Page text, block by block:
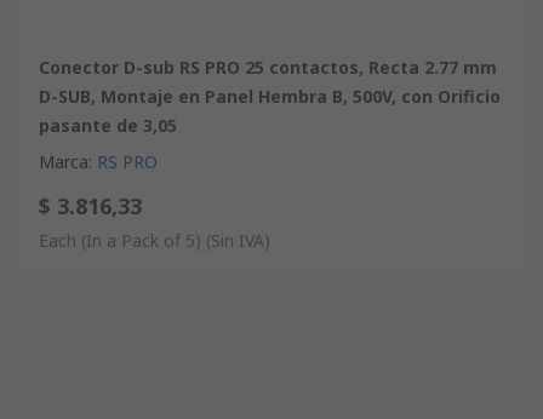
Conector D-sub RS PRO 25 contactos, Recta 2.77 mm
D-SUB, Montaje en Panel Hembra B, 500V, con Orificio
pasante de 3,05
Marca: RS PRO
$ 3.816,33
Each (In a Pack of 5) (Sin IVA)